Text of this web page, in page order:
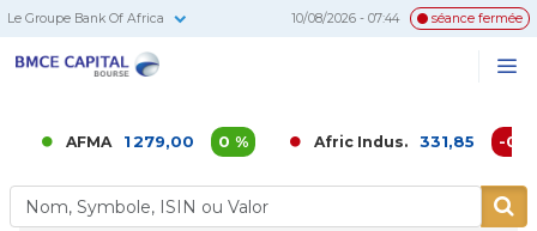
Le Groupe Bank Of Africa 10/08/2026 - 07:44 séance fermée
AFMA 1 279,00 0 % Afric Indus. 331,85 -0,02